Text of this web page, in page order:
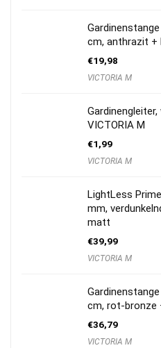
cm, anthrazit +
€19,98
VICTORIA M
VICTORIA M
€1,99
VICTORIA M
LightLess
mm,
matt
€39,99
VICTORIA M
cm, rot-bronze
€36,79
VICTORIA M